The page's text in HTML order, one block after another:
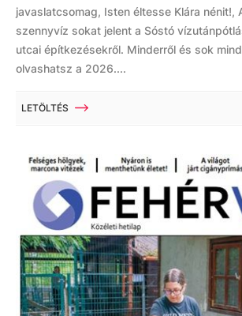
javaslatcsomag, Isten éltesse Klára nénit!,
szennyvíz sokat jelent a Sóstó
utcai építkezésekről. Minderről és sok
olvashatsz a 2026....
LETÖLTÉS